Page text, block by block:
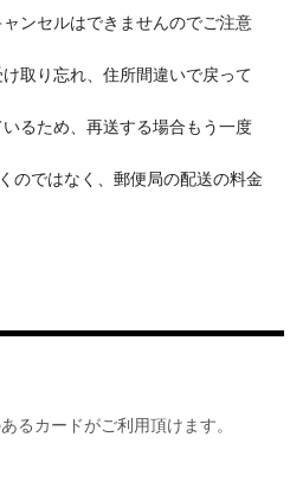
ンセルはできませんのでご注意
取り忘れ、住所間違いで戻って
るため、再送する場合もう一度
のではなく、郵便局の配送の料金
るカードがご利用頂けます。